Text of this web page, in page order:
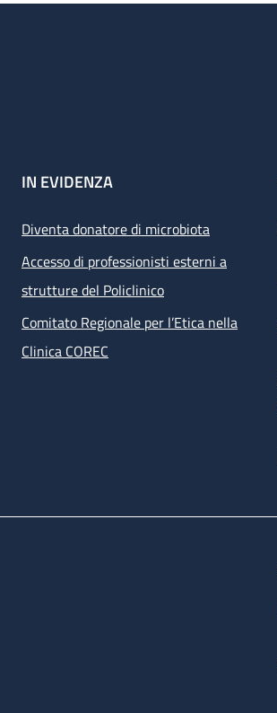
IN EVIDENZA
Diventa donatore di microbiota
Accesso di professionisti esterni a
strutture del Policlinico
Comitato Regionale per l’Etica nella
Clinica COREC